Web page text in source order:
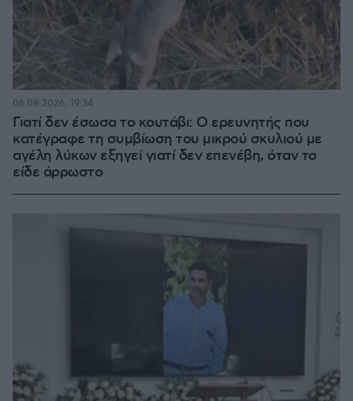
Γιατί δεν έσωσα το κουτάβι: Ο ερευνητής που
κατέγραφε τη συμβίωση του μικρού σκυλιού με
αγέλη λύκων εξηγεί γιατί δεν επενέβη, όταν το
είδε άρρωστο
06.08.2026, 19:34